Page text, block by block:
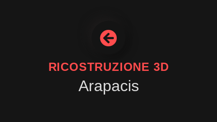
RICOSTRUZIONE 3D
Arapacis